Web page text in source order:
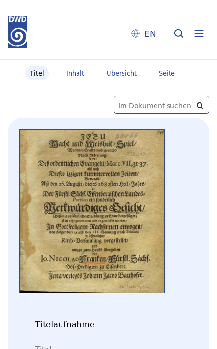
EN
Titel Inhalt Übersicht Seite
Titelaufnahme